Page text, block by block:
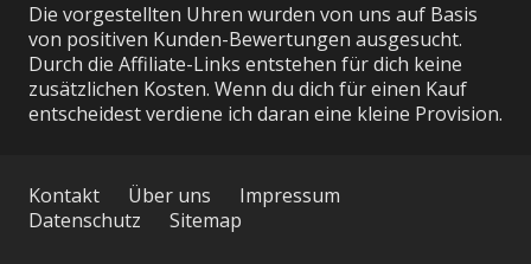
Die vorgestellten Uhren wurden von uns auf Basis
von positiven Kunden-Bewertungen ausgesucht.
Durch die Affiliate-Links entstehen für dich keine
zusätzlichen Kosten. Wenn du dich für einen Kauf
entscheidest verdiene ich daran eine kleine Provision.
Kontakt Über uns
Impressum
Datenschutz
Sitemap